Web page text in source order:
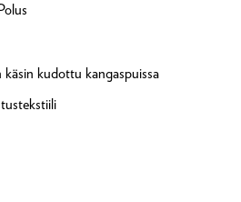
käsin kudottu kangaspuissa